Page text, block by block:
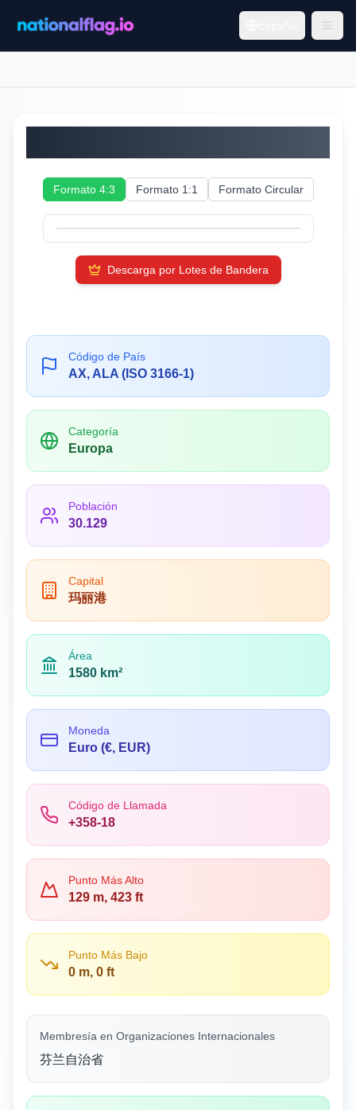
Formato 4:3 Formato 1:1 Formato Circular
Descarga por Lotes de Bandera
Código de País
AX, ALA (ISO 3166-1)
Categoría
Europa
Población
30.129
Capital
玛丽港
Área
1580 km²
Moneda
Euro (€, EUR)
Código de Llamada
+358-18
Punto Más Alto
129 m, 423 ft
Punto Más Bajo
0 m, 0 ft
Membresía en Organizaciones Internacionales
芬兰自治省